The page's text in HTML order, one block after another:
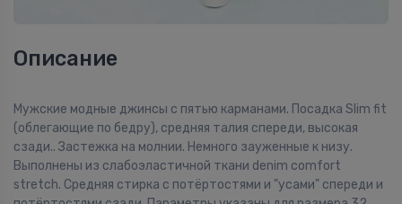
Описание
Мужские модные джинсы с пятью карманами. Посадка Slim fit
(облегающие по бедру), средняя талия спереди, высокая
сзади.. Застежка на молнии. Немного зауженные к низу.
Выполнены из слабоэластичной ткани denim comfort
stretch. Средняя стирка с потёртостями и "усами" спереди и